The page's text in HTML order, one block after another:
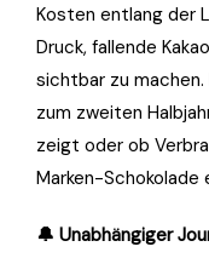
Kosten entlang der
Druck, fallende
sichtbar zu
zum zweiten
zeigt oder ob
Marken-Schokolade
🔔 Unabhängiger